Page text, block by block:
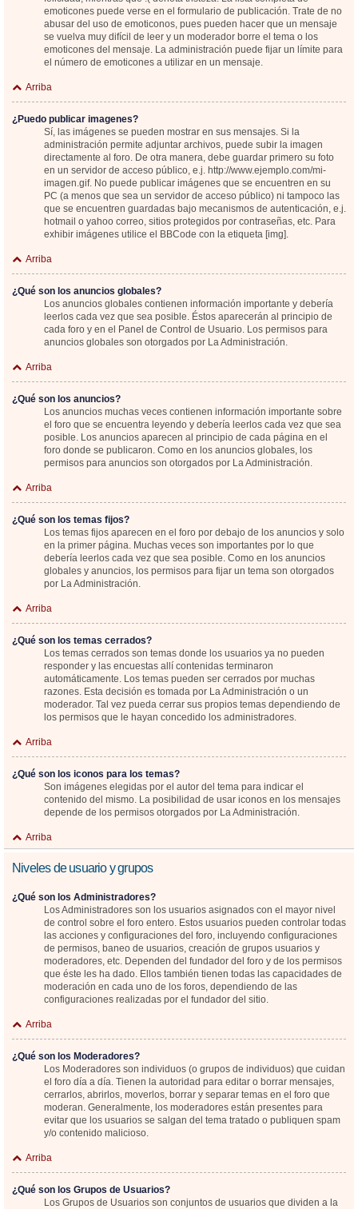
emoticones puede verse en el formulario de publicación. Trate de no
abusar del uso de emoticonos, pues pueden hacer que un mensaje
se vuelva muy difícil de leer y un moderador borre el tema o los
emoticones del mensaje. La administración puede fijar un límite para
el número de emoticones a utilizar en un mensaje.
Arriba
¿Puedo publicar imagenes?
Sí, las imágenes se pueden mostrar en sus mensajes. Si la
administración permite adjuntar archivos, puede subir la imagen
directamente al foro. De otra manera, debe guardar primero su foto
en un servidor de acceso público, e.j. http://www.ejemplo.com/mi-
imagen.gif. No puede publicar imágenes que se encuentren en su
PC (a menos que sea un servidor de acceso público) ni tampoco las
que se encuentren guardadas bajo mecanismos de autenticación, e.j.
hotmail o yahoo correo, sitios protegidos por contraseñas, etc. Para
exhibir imágenes utilice el BBCode con la etiqueta [img].
Arriba
¿Qué son los anuncios globales?
Los anuncios globales contienen información importante y debería
leerlos cada vez que sea posible. Éstos aparecerán al principio de
cada foro y en el Panel de Control de Usuario. Los permisos para
anuncios globales son otorgados por La Administración.
Arriba
¿Qué son los anuncios?
Los anuncios muchas veces contienen información importante sobre
el foro que se encuentra leyendo y debería leerlos cada vez que sea
posible. Los anuncios aparecen al principio de cada página en el
foro donde se publicaron. Como en los anuncios globales, los
permisos para anuncios son otorgados por La Administración.
Arriba
¿Qué son los temas fijos?
Los temas fijos aparecen en el foro por debajo de los anuncios y solo
en la primer página. Muchas veces son importantes por lo que
debería leerlos cada vez que sea posible. Como en los anuncios
globales y anuncios, los permisos para fijar un tema son otorgados
por La Administración.
Arriba
¿Qué son los temas cerrados?
Los temas cerrados son temas donde los usuarios ya no pueden
responder y las encuestas allí contenidas terminaron
automáticamente. Los temas pueden ser cerrados por muchas
razones. Esta decisión es tomada por La Administración o un
moderador. Tal vez pueda cerrar sus propios temas dependiendo de
los permisos que le hayan concedido los administradores.
Arriba
¿Qué son los iconos para los temas?
Son imágenes elegidas por el autor del tema para indicar el
contenido del mismo. La posibilidad de usar iconos en los mensajes
depende de los permisos otorgados por La Administración.
Arriba
Niveles de usuario y grupos
¿Qué son los Administradores?
Los Administradores son los usuarios asignados con el mayor nivel
de control sobre el foro entero. Estos usuarios pueden controlar todas
las acciones y configuraciones del foro, incluyendo configuraciones
de permisos, baneo de usuarios, creación de grupos usuarios y
moderadores, etc. Dependen del fundador del foro y de los permisos
que éste les ha dado. Ellos también tienen todas las capacidades de
moderación en cada uno de los foros, dependiendo de las
configuraciones realizadas por el fundador del sitio.
Arriba
¿Qué son los Moderadores?
Los Moderadores son individuos (o grupos de individuos) que cuidan
el foro día a día. Tienen la autoridad para editar o borrar mensajes,
cerrarlos, abrirlos, moverlos, borrar y separar temas en el foro que
moderan. Generalmente, los moderadores están presentes para
evitar que los usuarios se salgan del tema tratado o publiquen spam
y/o contenido malicioso.
Arriba
¿Qué son los Grupos de Usuarios?
Los Grupos de Usuarios son conjuntos de usuarios que dividen a la